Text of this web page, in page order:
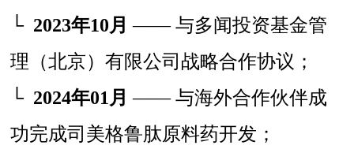
└ 2023年10月 —— 与多闻投资基金管
理（北京）有限公司战略合作协议；
└ 2024年01月 —— 与海外合作伙伴成
功完成司美格鲁肽原料药开发；